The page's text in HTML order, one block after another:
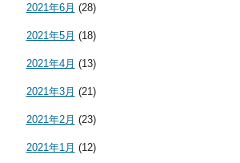
2021年6月 (28)
2021年5月 (18)
2021年4月 (13)
2021年3月 (21)
2021年2月 (23)
2021年1月 (12)